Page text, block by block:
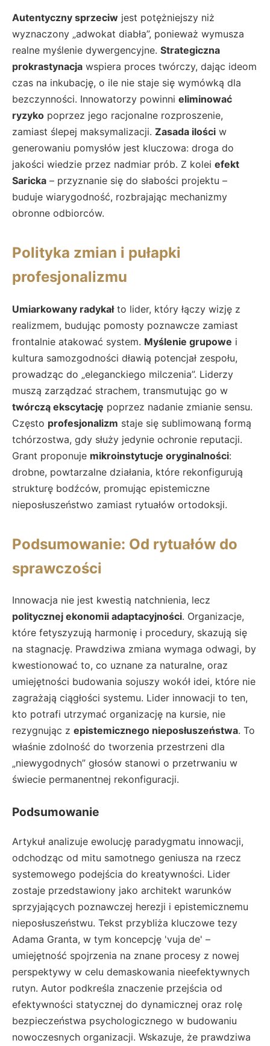
Autentyczny sprzeciw jest potężniejszy niż
wyznaczony „adwokat diabła”, ponieważ wymusza
realne myślenie dywergencyjne. Strategiczna
prokrastynacja wspiera proces twórczy, dając ideom
czas na inkubację, o ile nie staje się wymówką dla
bezczynności. Innowatorzy powinni eliminować
ryzyko poprzez jego racjonalne rozproszenie,
zamiast ślepej maksymalizacji. Zasada ilości w
generowaniu pomysłów jest kluczowa: droga do
jakości wiedzie przez nadmiar prób. Z kolei efekt
Saricka – przyznanie się do słabości projektu –
buduje wiarygodność, rozbrajając mechanizmy
obronne odbiorców.
Polityka zmian i pułapki
profesjonalizmu
Umiarkowany radykałto lider, który łączy wizję z
realizmem, budując pomosty poznawcze zamiast
frontalnie atakować system. Myślenie grupowe i
kultura samozgodności dławią potencjał zespołu,
prowadząc do „eleganckiego milczenia”. Liderzy
muszą zarządzać strachem, transmutując go w
twórczą ekscytację poprzez nadanie zmianie sensu.
Często profesjonalizm staje się sublimowaną formą
tchórzostwa, gdy służy jedynie ochronie reputacji.
Grant proponuje mikroinstytucje oryginalności:
drobne, powtarzalne działania, które rekonfigurują
strukturę bodźców, promując epistemiczne
nieposłuszeństwo zamiast rytuałów ortodoksji.
Podsumowanie: Od rytuałów do
sprawczości
Innowacja nie jest kwestią natchnienia, lecz
politycznej ekonomii adaptacyjności. Organizacje,
które fetyszyzują harmonię i procedury, skazują się
na stagnację. Prawdziwa zmiana wymaga odwagi, by
kwestionować to, co uznane za naturalne, oraz
umiejętności budowania sojuszy wokół idei, które nie
zagrażają ciągłości systemu. Lider innowacji to ten,
kto potrafi utrzymać organizację na kursie, nie
rezygnując z epistemicznego nieposłuszeństwa. To
właśnie zdolność do tworzenia przestrzeni dla
„niewygodnych” głosów stanowi o przetrwaniu w
świecie permanentnej rekonfiguracji.
Podsumowanie
Artykuł analizuje ewolucję paradygmatu innowacji,
odchodząc od mitu samotnego geniusza na rzecz
systemowego podejścia do kreatywności. Lider
zostaje przedstawiony jako architekt warunków
sprzyjających poznawczej herezji i epistemicznemu
nieposłuszeństwu. Tekst przybliża kluczowe tezy
Adama Granta, w tym koncepcję 'vuja de' –
umiejętność spojrzenia na znane procesy z nowej
perspektywy w celu demaskowania nieefektywnych
rutyn. Autor podkreśla znaczenie przejścia od
efektywności statycznej do dynamicznej oraz rolę
bezpieczeństwa psychologicznego w budowaniu
nowoczesnych organizacji. Wskazuje, że prawdziwa